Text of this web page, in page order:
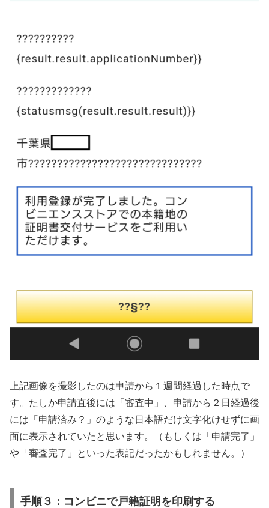
上記画像を撮影したのは申請から１週間経過した時点で
す。たしか申請直後には「審査中」、申請から２日経過後
には「申請済み？」のような日本語だけ文字化けせずに画
面に表示されていたと思います。（もしくは「申請完了」
や「審査完了」といった表記だったかもしれません。）
手順３：コンビニで戸籍証明を印刷する